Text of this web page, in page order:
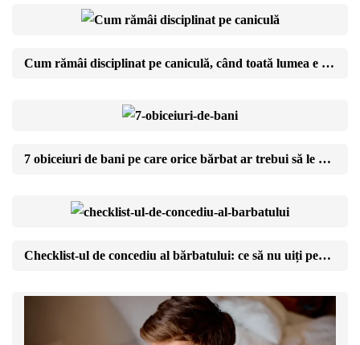
Cum rămâi disciplinat pe caniculă, când toată lumea e în vacanță
7 obiceiuri de bani pe care orice bărbat ar trebui să le aibă până la 40 de ani
Checklist-ul de concediu al bărbatului: ce să nu uiți pentru o vacanță fără stres